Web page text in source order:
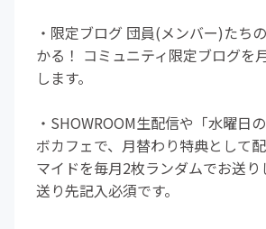
・限定ブログ 団員(メンバー)たち
かる！ コミュニティ限定ブログを
します。
・SHOWROOM生配信や「水曜日
ボカフェで、月替わり特典として
マイドを毎月2枚ランダムでお送り
送り先記入必須です。